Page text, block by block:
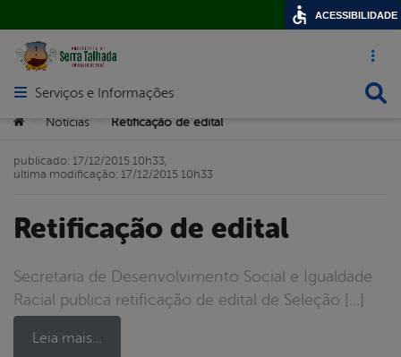
Acesso
Abrir menu principal de navegação
Serviços e Informações
Você está aqui:
Notícias Retificação de edital
Retificação de edital
Secretaria de Desenvolvimento Social e Igualdade
Racial publica retificação de edital de Seleção […]
Leia mais…
publicado: 17/12/2015 10h33,
última modificação: 17/12/2015 10h33
ACESSIBILIDADE